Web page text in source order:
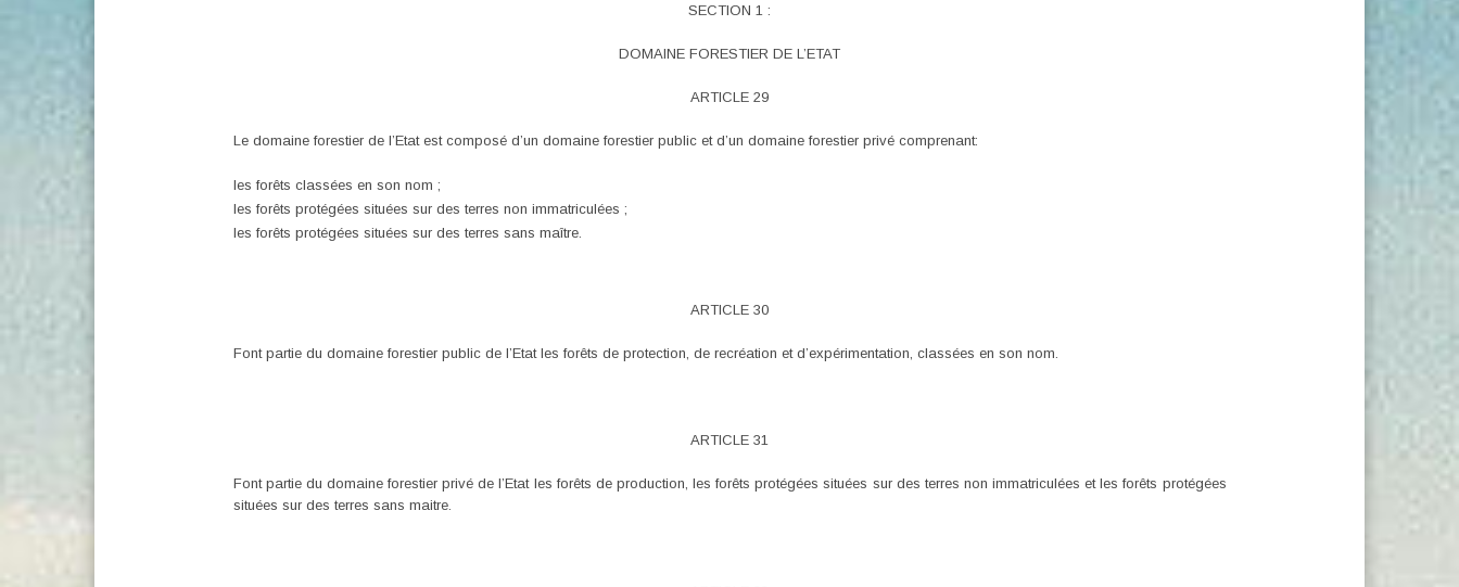
SECTION 1 :
DOMAINE FORESTIER DE L’ETAT
ARTICLE 29
Le domaine forestier de l’Etat est composé d’un domaine forestier public et d’un domaine forestier privé comprenant:
les forêts classées en son nom ;
les forêts protégées situées sur des terres non immatriculées ;
les forêts protégées situées sur des terres sans maître.
ARTICLE 30
Font partie du domaine forestier public de l’Etat les forêts de protection, de recréation et d’expérimentation, classées en son nom.
ARTICLE 31
Font partie du domaine forestier privé de l’Etat les forêts de production, les forêts protégées situées sur des terres non immatriculées et les forêts protégées
situées sur des terres sans maitre.